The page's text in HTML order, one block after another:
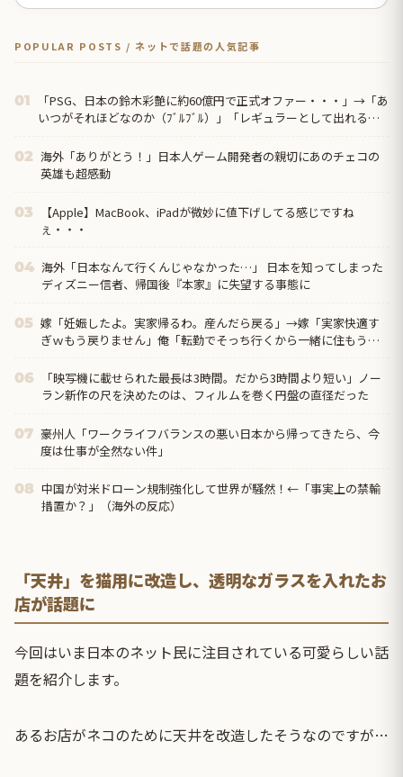
POPULAR POSTS / ネットで話題の人気記事
01
「PSG、日本の鈴木彩艶に約60億円で正式オファー・・・」→「あ
いつがそれほどなのか（ﾌﾞﾙﾌﾞﾙ）」「レギュラーとして出れると
02 海外「ありがとう！」日本人ゲーム開発者の親切にあのチェコの
英雄も超感動
03
【Apple】MacBook、iPadが微妙に値下げしてる感じですね
ぇ・・・
04 海外「日本なんて行くんじゃなかった…」 日本を知ってしまった
ディズニー信者、帰国後『本家』に失望する事態に
05 嫁「妊娠したよ。実家帰るわ。産んだら戻る」→嫁「実家快適す
ぎｗもう戻りません」俺「転勤でそっち行くから一緒に住もう」
06
「映写機に載せられた最長は3時間。だから3時間より短い」ノー
ラン新作の尺を決めたのは、フィルムを巻く円盤の直径だった
07 豪州人「ワークライフバランスの悪い日本から帰ってきたら、今
度は仕事が全然ない件」
08 中国が対米ドローン規制強化して世界が騒然！←「事実上の禁輸
措置か？」（海外の反応）
「天井」を猫用に改造し、透明なガラスを入れたお
店が話題に
今回はいま日本のネット民に注目されている可愛らしい話
題を紹介します。
あるお店がネコのために天井を改造したそうなのですが…